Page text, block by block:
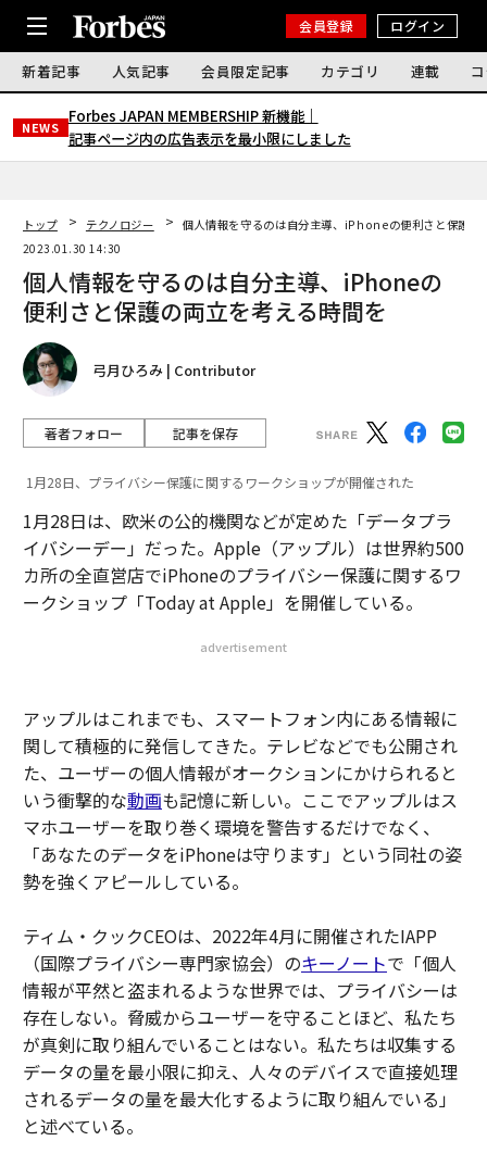
会員登録 ログイン
新着記事 人気記事 会員限定記事 カテゴリ 連載
NEWS
Forbes JAPAN MEMBERSHIP 新機能｜
記事ページ内の広告表示を最小限にしました
トップ テクノロジー
個人情報を守るのは自分主導、iPhoneの便利さと保護の
2023.01.30 14:30
個人情報を守るのは自分主導、iPhoneの
便利さと保護の両立を考える時間を
弓月ひろみ | Contributor
著者フォロー 記事を保存
1月28日、プライバシー保護に関するワークショップが開催された
1月28日は、欧米の公的機関などが定めた「データプラ
イバシーデー」だった。Apple（アップル）は世界約500
カ所の全直営店でiPhoneのプライバシー保護に関するワ
ークショップ「Today at Apple」を開催している。
advertisement
アップルはこれまでも、スマートフォン内にある情報に
関して積極的に発信してきた。テレビなどでも公開され
た、ユーザーの個人情報がオークションにかけられると
いう衝撃的な動画も記憶に新しい。ここでアップルはス
マホユーザーを取り巻く環境を警告するだけでなく、
「あなたのデータをiPhoneは守ります」という同社の姿
勢を強くアピールしている。
ティム・クックCEOは、2022年4月に開催されたIAPP
（国際プライバシー専門家協会）のキーノートで「個人
情報が平然と盗まれるような世界では、プライバシーは
存在しない。脅威からユーザーを守ることほど、私たち
が真剣に取り組んでいることはない。私たちは収集する
データの量を最小限に抑え、人々のデバイスで直接処理
されるデータの量を最大化するように取り組んでいる」
と述べている。